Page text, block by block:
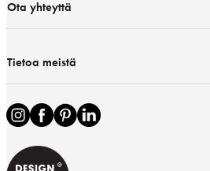
Ota yhteyttä
Tietoa meistä